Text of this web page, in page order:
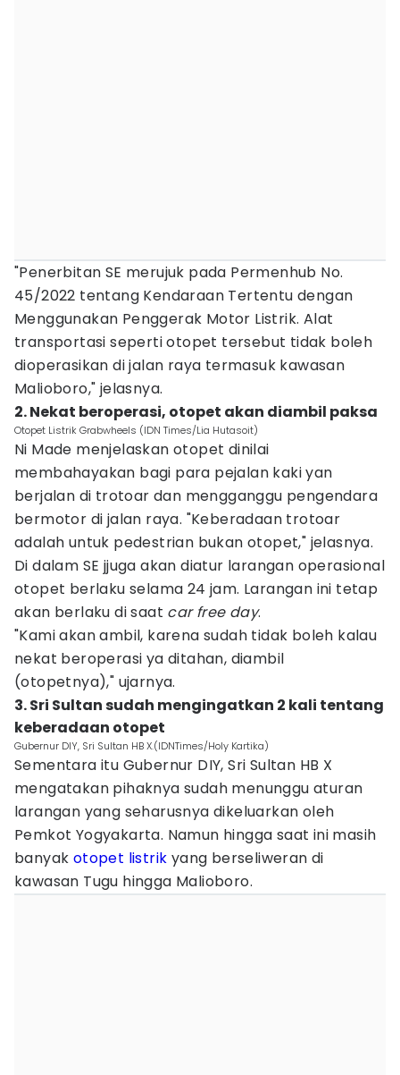
"Penerbitan SE merujuk pada Permenhub No.
45/2022 tentang Kendaraan Tertentu dengan
Menggunakan Penggerak Motor Listrik. Alat
transportasi seperti otopet tersebut tidak boleh
dioperasikan di jalan raya termasuk kawasan
Malioboro," jelasnya.
2. Nekat beroperasi, otopet akan diambil paksa
Otopet Listrik Grabwheels (IDN Times/Lia Hutasoit)
Ni Made menjelaskan otopet dinilai
membahayakan bagi para pejalan kaki yan
berjalan di trotoar dan mengganggu pengendara
bermotor di jalan raya. "Keberadaan trotoar
adalah untuk pedestrian bukan otopet," jelasnya.
Di dalam SE jjuga akan diatur larangan operasional
otopet berlaku selama 24 jam. Larangan ini tetap
akan berlaku di saat car free day.
"Kami akan ambil, karena sudah tidak boleh kalau
nekat beroperasi ya ditahan, diambil
(otopetnya)," ujarnya.
3. Sri Sultan sudah mengingatkan 2 kali tentang
keberadaan otopet
Gubernur DIY, Sri Sultan HB X.(IDNTimes/Holy Kartika)
Sementara itu Gubernur DIY, Sri Sultan HB X
mengatakan pihaknya sudah menunggu aturan
larangan yang seharusnya dikeluarkan oleh
Pemkot Yogyakarta. Namun hingga saat ini masih
banyak otopet listrik yang berseliweran di
kawasan Tugu hingga Malioboro.